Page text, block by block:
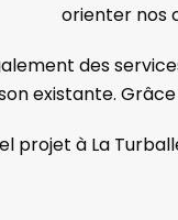
orienter nos
des
existante.
projet à La